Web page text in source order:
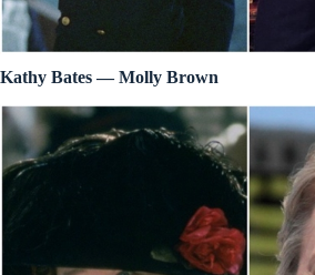
Kathy Bates — Molly Brown